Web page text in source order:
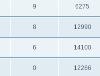
9 6275
8 12990
6 14100
0 12266